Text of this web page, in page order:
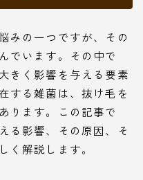
みの一つですが、その
でいます。その中で
きく影響を与える要素
する雑菌は、抜け毛を
ります。この記事で
る影響、その原因、そ
く解説します。